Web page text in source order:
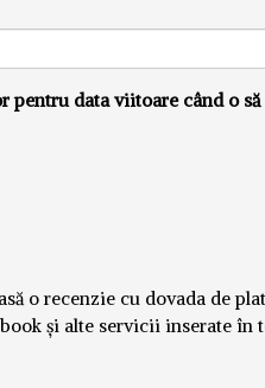
pentru data viitoare când o să
o recenzie cu dovada de
și alte servicii inserate